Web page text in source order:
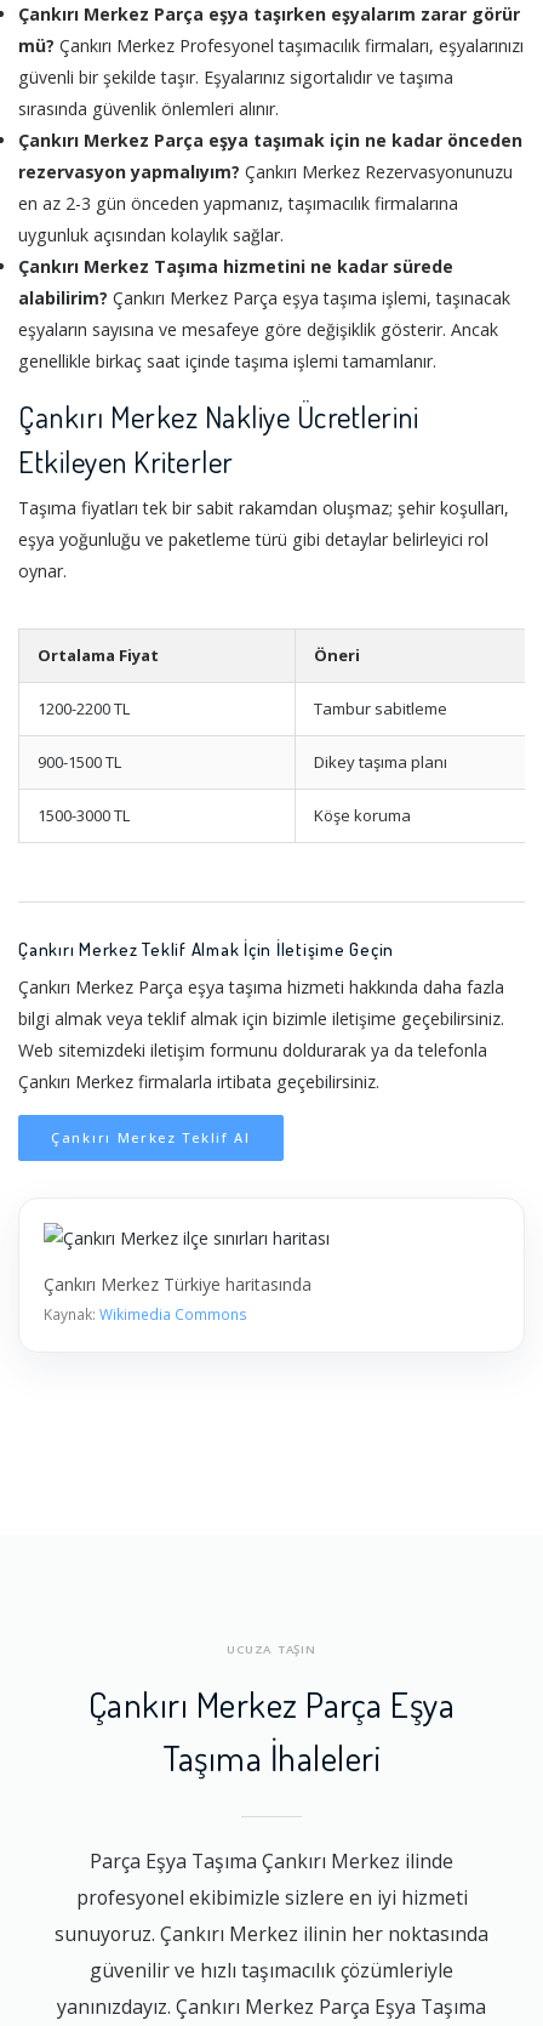
Çankırı Merkez Parça eşya taşırken eşyalarım zarar görür
mü? Çankırı Merkez Profesyonel taşımacılık firmaları, eşyalarınızı
güvenli bir şekilde taşır. Eşyalarınız sigortalıdır ve taşıma
sırasında güvenlik önlemleri alınır.
Çankırı Merkez Parça eşya taşımak için ne kadar önceden
rezervasyon yapmalıyım? Çankırı Merkez Rezervasyonunuzu
en az 2-3 gün önceden yapmanız, taşımacılık firmalarına
uygunluk açısından kolaylık sağlar.
Çankırı Merkez Taşıma hizmetini ne kadar sürede
alabilirim? Çankırı Merkez Parça eşya taşıma işlemi, taşınacak
eşyaların sayısına ve mesafeye göre değişiklik gösterir. Ancak
genellikle birkaç saat içinde taşıma işlemi tamamlanır.
Çankırı Merkez Nakliye Ücretlerini
Etkileyen Kriterler
Taşıma fiyatları tek bir sabit rakamdan oluşmaz; şehir koşulları,
eşya yoğunluğu ve paketleme türü gibi detaylar belirleyici rol
oynar.
Ortalama Fiyat Öneri
1200-2200 TL Tambur sabitleme
900-1500 TL Dikey taşıma planı
1500-3000 TL Köşe koruma
Çankırı Merkez Teklif Almak İçin İletişime Geçin
Çankırı Merkez Parça eşya taşıma hizmeti hakkında daha fazla
bilgi almak veya teklif almak için bizimle iletişime geçebilirsiniz.
Web sitemizdeki iletişim formunu doldurarak ya da telefonla
Çankırı Merkez firmalarla irtibata geçebilirsiniz.
Çankırı Merkez Teklif Al
Çankırı Merkez Türkiye haritasında
Kaynak: Wikimedia Commons
UCUZA TAŞIN
Çankırı Merkez Parça Eşya
Taşıma İhaleleri
Parça Eşya Taşıma Çankırı Merkez ilinde
profesyonel ekibimizle sizlere en iyi hizmeti
sunuyoruz. Çankırı Merkez ilinin her noktasında
güvenilir ve hızlı taşımacılık çözümleriyle
yanınızdayız. Çankırı Merkez Parça Eşya Taşıma